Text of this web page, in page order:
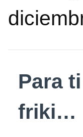
Para
friki…